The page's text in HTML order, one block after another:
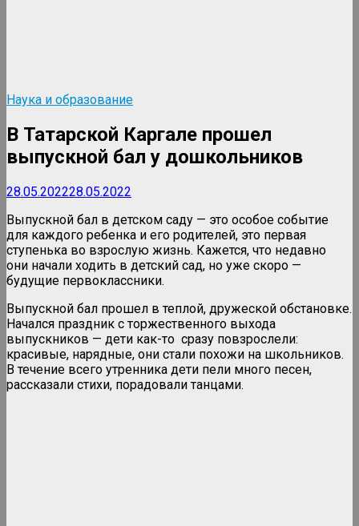
Наука и образование
В Татарской Каргале прошел
выпускной бал у дошкольников
28.05.202228.05.2022
Выпускной бал в детском саду — это особое событие
для каждого ребенка и его родителей, это первая
ступенька во взрослую жизнь. Кажется, что недавно
они начали ходить в детский сад, но уже скоро —
будущие первоклассники.
Выпускной бал прошел в теплой, дружеской обстановке.
Начался праздник с торжественного выхода
выпускников — дети как-то сразу повзрослели:
красивые, нарядные, они стали похожи на школьников.
В течение всего утренника дети пели много песен,
рассказали стихи, порадовали танцами.